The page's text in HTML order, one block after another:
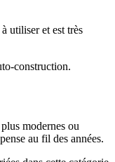
utiliser et est très
construction.
modernes ou
au fil des années.